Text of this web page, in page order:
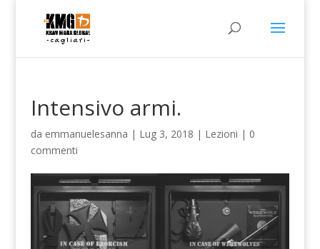
Intensivo armi.
da emmanuelesanna | Lug 3, 2018 | Lezioni | 0
commenti